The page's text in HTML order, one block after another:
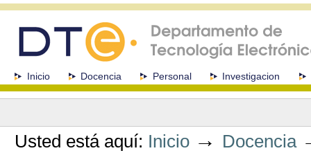
navegación
SeccionesInicio Docencia Personal Investigacion
Herramientas
Usted está aquí: Inicio → Docencia